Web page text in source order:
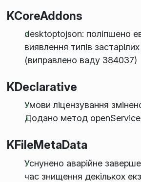
KCoreAddons
desktoptojson: поліпшено
виявлення типів
(виправлено ваду 384037)
KDeclarative
Умови ліцензування
Додано метод
KFileMetaData
Уснунено аварійне
час знищення декількох